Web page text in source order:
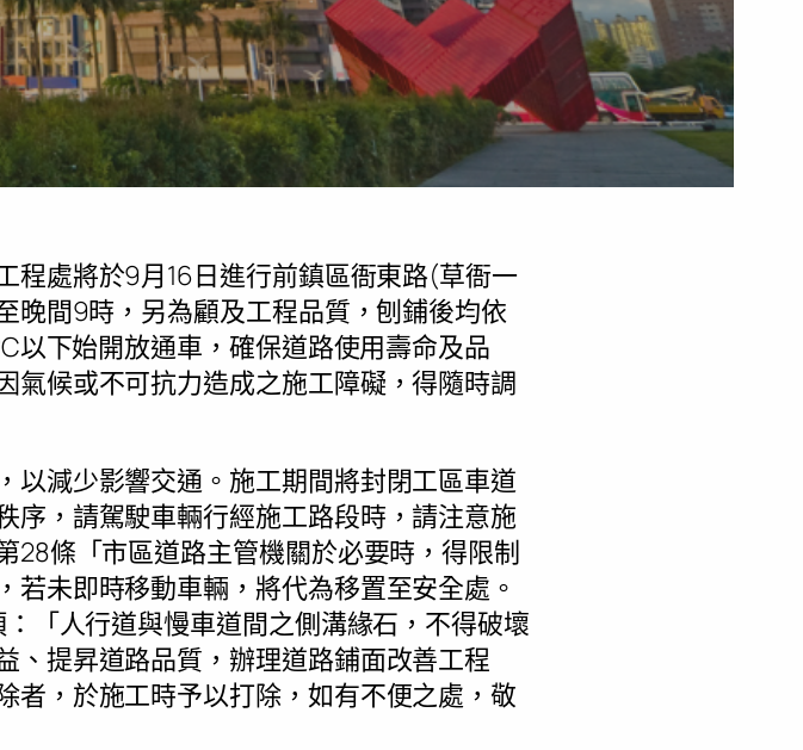
程處將於9月16日進行前鎮區衙東路(草衙一
晚間9時，另為顧及工程品質，刨鋪後均依
以下始開放通車，確保道路使用壽命及品
氣候或不可抗力造成之施工障礙，得隨時調
以減少影響交通。施工期間將封閉工區車道
序，請駕駛車輛行經施工路段時，請注意施
28條「市區道路主管機關於必要時，得限制
未即時移動車輛，將代為移置至安全處。
「人行道與慢車道間之側溝緣石，不得破壞
、提昇道路品質，辦理道路鋪面改善工程
者，於施工時予以打除，如有不便之處，敬